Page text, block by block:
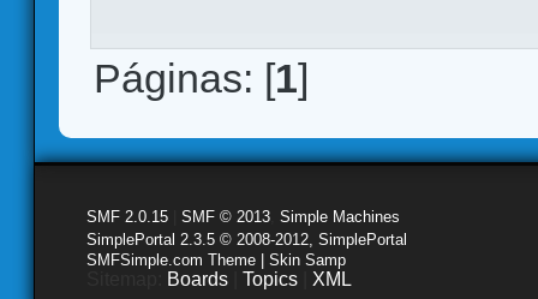
Páginas: [1]
SMF 2.0.15 SMF © 2013 Simple Machines
SimplePortal 2.3.5 © 2008-2012, SimplePortal
SMFSimple.com Theme | Skin Samp
Boards Topics XML